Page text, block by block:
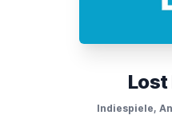
Lost
Indiespiele,